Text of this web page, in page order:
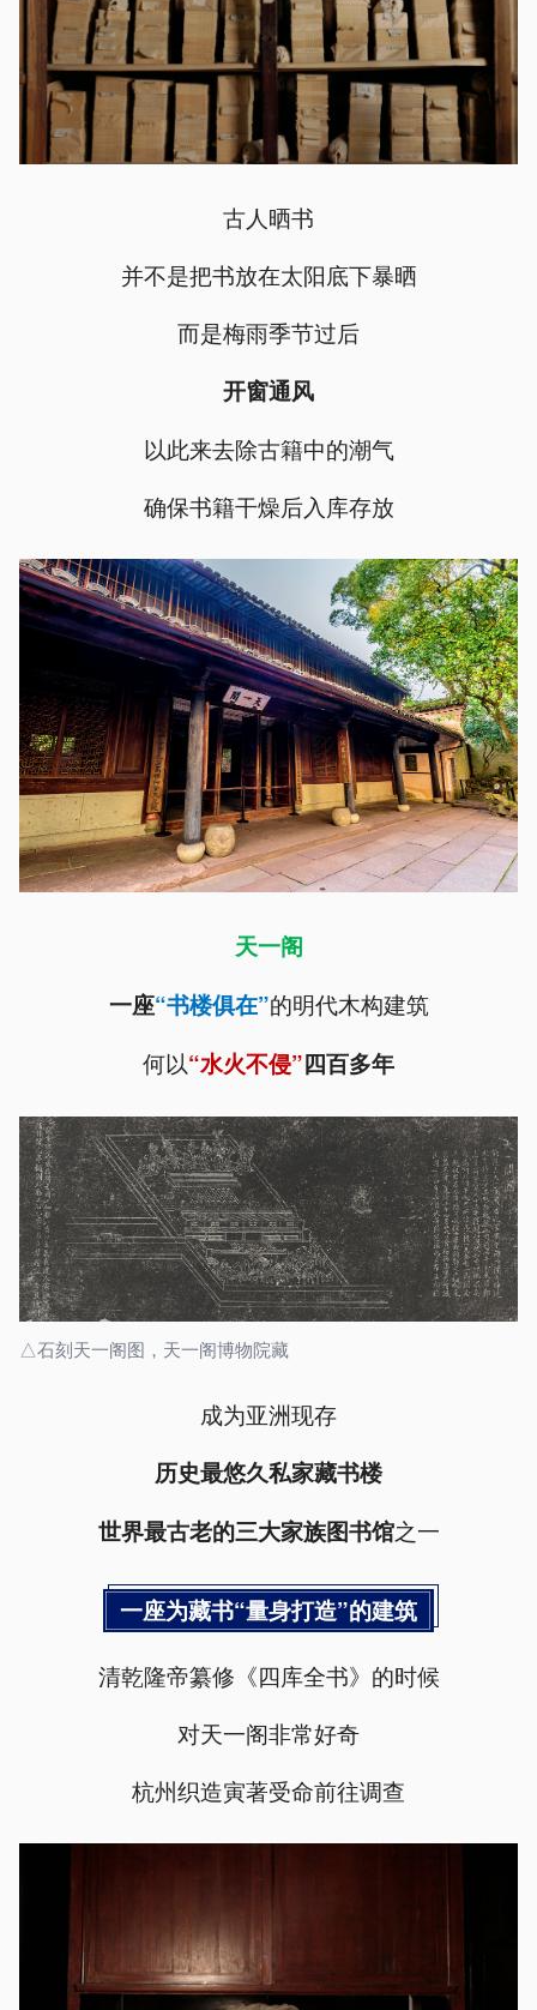
古人晒书
并不是把书放在太阳底下暴晒
而是梅雨季节过后
开窗通风
以此来去除古籍中的潮气
确保书籍干燥后入库存放
天一阁
一座“书楼俱在”的明代木构建筑
何以“水火不侵”四百多年
△石刻天一阁图，天一阁博物院藏
成为亚洲现存
历史最悠久私家藏书楼
世界最古老的三大家族图书馆之一
一座为藏书“量身打造”的建筑
清乾隆帝纂修《四库全书》的时候
对天一阁非常好奇
杭州织造寅著受命前往调查